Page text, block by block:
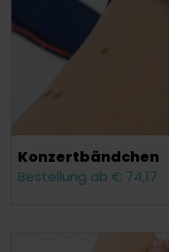
Konzert­bändchen
Bestellung ab € 74,17